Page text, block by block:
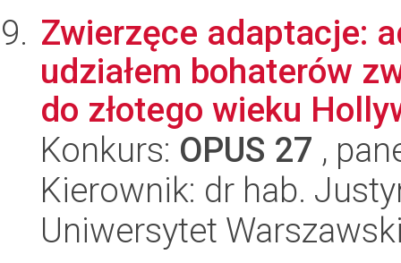
Zwierzęce adaptacje:
udziałem bohaterów
do złotego wieku
Konkurs: OPUS 27 ,
Kierownik: dr hab.
Uniwersytet